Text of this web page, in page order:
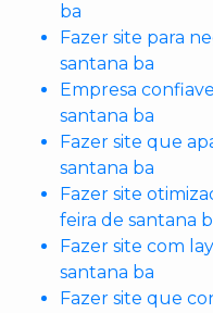
ba
Fazer site para
santana ba
Empresa
santana ba
Fazer site que
santana ba
Fazer site
feira de santana
Fazer site com
santana ba
Fazer site que